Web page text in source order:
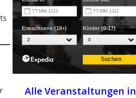
Alle Veranstaltungen in